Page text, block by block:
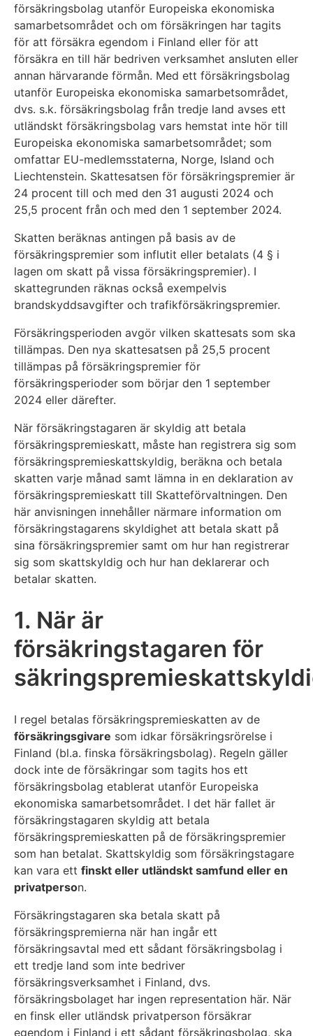
försäkringsbolag utanför Europeiska ekonomiska
samarbetsområdet och om försäkringen har tagits
för att försäkra egendom i Finland eller för att
försäkra en till här bedriven verksamhet ansluten eller
annan härvarande förmån. Med ett försäkringsbolag
utanför Europeiska ekonomiska samarbetsområdet,
dvs. s.k. försäkringsbolag från tredje land avses ett
utländskt försäkringsbolag vars hemstat inte hör till
Europeiska ekonomiska samarbetsområdet; som
omfattar EU-medlemsstaterna, Norge, Island och
Liechtenstein. Skattesatsen för försäkringspremier är
24 procent till och med den 31 augusti 2024 och
25,5 procent från och med den 1 september 2024.
Skatten beräknas antingen på basis av de
försäkringspremier som influtit eller betalats (4 § i
lagen om skatt på vissa försäkringspremier). I
skattegrunden räknas också exempelvis
brandskyddsavgifter och trafikförsäkringspremier.
Försäkringsperioden avgör vilken skattesats som ska
tillämpas. Den nya skattesatsen på 25,5 procent
tillämpas på försäkringspremier för
försäkringsperioder som börjar den 1 september
2024 eller därefter.
När försäkringstagaren är skyldig att betala
försäkringspremieskatt, måste han registrera sig som
försäkringspremieskattskyldig, beräkna och betala
skatten varje månad samt lämna in en deklaration av
försäkringspremieskatt till Skatteförvaltningen. Den
här anvisningen innehåller närmare information om
försäkringstagarens skyldighet att betala skatt på
sina försäkringspremier samt om hur han registrerar
sig som skattskyldig och hur han deklarerar och
betalar skatten.
1. När är
försäkringstagaren för
I regel betalas försäkringspremieskatten av de
försäkringsgivare som idkar försäkringsrörelse i
Finland (bl.a. finska försäkringsbolag). Regeln gäller
dock inte de försäkringar som tagits hos ett
försäkringsbolag etablerat utanför Europeiska
ekonomiska samarbetsområdet. I det här fallet är
försäkringstagaren skyldig att betala
försäkringspremieskatten på de försäkringspremier
som han betalat. Skattskyldig som försäkringstagare
kan vara ett finskt eller utländskt samfund eller en
privatperson.
Försäkringstagaren ska betala skatt på
försäkringspremierna när han ingår ett
försäkringsavtal med ett sådant försäkringsbolag i
ett tredje land som inte bedriver
försäkringsverksamhet i Finland, dvs.
försäkringsbolaget har ingen representation här. När
en finsk eller utländsk privatperson försäkrar
egendom i Finland i ett sådant försäkringsbolag, ska